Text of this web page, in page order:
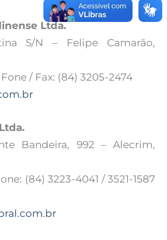
Ltda.
S/N – Felipe Camarão,
Fone / Fax: (84) 3205-2474
Bandeira, 992 – Alecrim,
(84) 3223-4041 / 3521-1587